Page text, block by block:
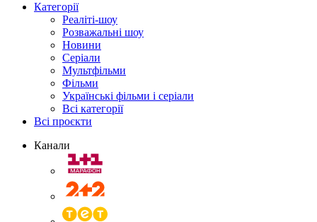
Категорії
Реаліті-шоу
Розважальні шоу
Новини
Серіали
Мультфільми
Фільми
Українські фільми і серіали
Всі категорії
Всі проєкти
Канали